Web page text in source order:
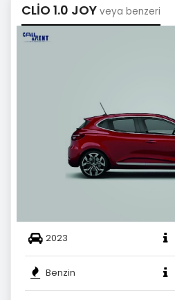
CLİO 1.0 JOY veya benzeri
2023
Benzin